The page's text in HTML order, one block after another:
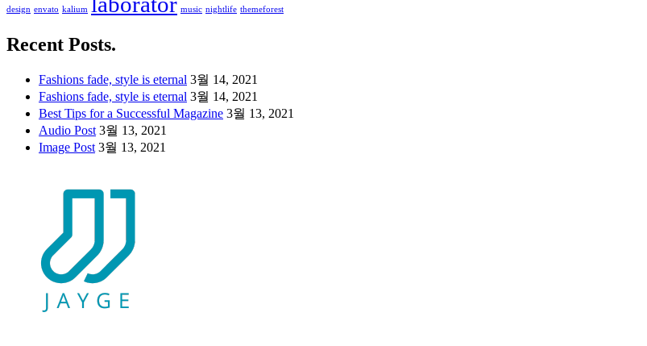
design envato kalium music nightlife themeforest
Recent Posts.
Fashions fade, style is eternal 3월 14, 2021
Fashions fade, style is eternal 3월 14, 2021
Best Tips for a Successful Magazine 3월 13, 2021
Audio Post 3월 13, 2021
Image Post 3월 13, 2021